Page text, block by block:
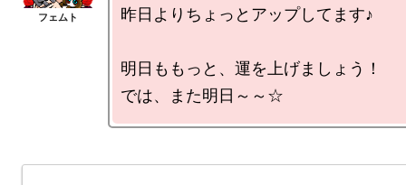
昨日よりちょっとアップしてます♪
明日ももっと、運を上げましょう！